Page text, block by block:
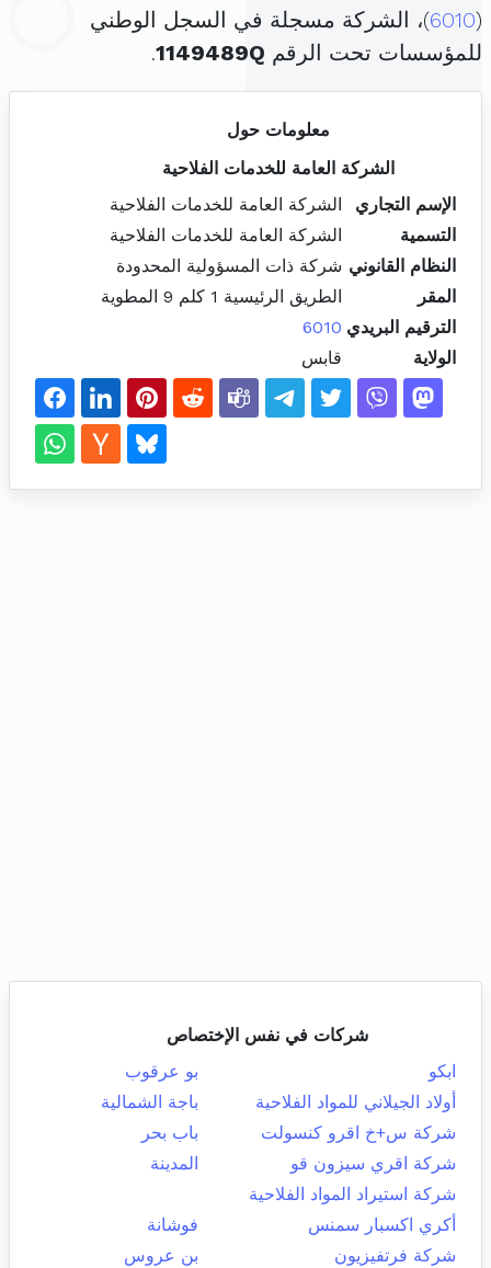
(
6010)، الشركة مسجلة في السجل الوطني
للمؤسسات تحت الرقم 1149489Q
.
معلومات حول
الشركة العامة للخدمات الفلاحية
الإسم التجاري
الشركة العامة للخدمات الفلاحية
التسمية
الشركة العامة للخدمات الفلاحية
النظام القانوني شركة ذات المسؤولية المحدودة
المقر
الطريق الرئيسية 1 كلم 9 المطوية
الترقيم البريدي 6010
الولاية
قابس
شركات في نفس الإختصاص
ابكو
بو عرقوب
أولاد الجيلاني للمواد الفلاحية
باجة الشمالية
شركة س+خ اقرو كنسولت
باب بحر
شركة اقري سيزون قو
المدينة
شركة استيراد المواد الفلاحية
أكري اكسبار سمنس
فوشانة
شركة فرتفيزيون
بن عروس